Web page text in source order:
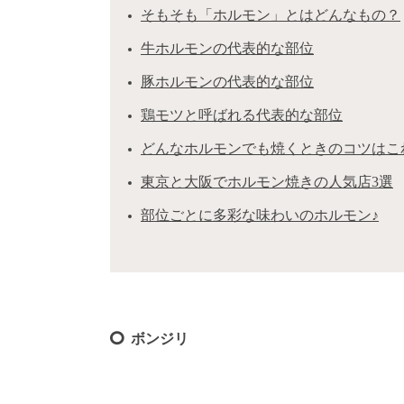
そもそも「ホルモン」とはどんなもの？
牛ホルモンの代表的な部位
豚ホルモンの代表的な部位
鶏モツと呼ばれる代表的な部位
どんなホルモンでも焼くときのコツはこ
東京と大阪でホルモン焼きの人気店3選
部位ごとに多彩な味わいのホルモン♪
ボンジリ